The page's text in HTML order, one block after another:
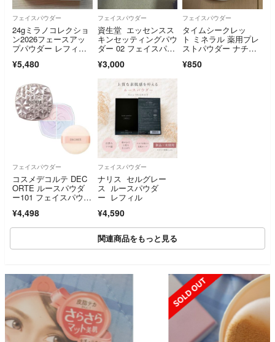
フェイスパウダー
24gミラノコレクショ
ン2026フェースアッ
プパウダー レフィ
¥5,480
フェイスパウダー
資生堂 エッセンスス
キンセッティングパウ
ダー 02 フェイスパウ
¥3,000
フェイスパウダー
タイムシークレッ
ト ミネラル 薬用プレ
ストパウダー ナチュ
> 8g
¥850
フェイスパウダー
コスメデコルテ DEC
ORTE ルースパウダ
ー101 フェイスパウダ
¥4,498
フェイスパウダー
ナリス セルグレー
ス ルースパウダ
ー レフィル
¥4,590
関連商品をもっと見る